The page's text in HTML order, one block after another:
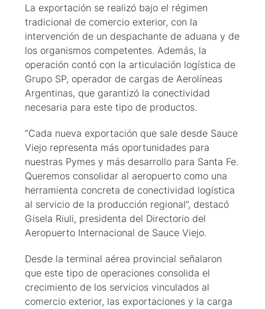
La exportación se realizó bajo el régimen
tradicional de comercio exterior, con la
intervención de un despachante de aduana y de
los organismos competentes. Además, la
operación contó con la articulación logística de
Grupo SP, operador de cargas de Aerolíneas
Argentinas, que garantizó la conectividad
necesaria para este tipo de productos.
“Cada nueva exportación que sale desde Sauce
Viejo representa más oportunidades para
nuestras Pymes y más desarrollo para Santa Fe.
Queremos consolidar al aeropuerto como una
herramienta concreta de conectividad logística
al servicio de la producción regional”, destacó
Gisela Riuli, presidenta del Directorio del
Aeropuerto Internacional de Sauce Viejo.
Desde la terminal aérea provincial señalaron
que este tipo de operaciones consolida el
crecimiento de los servicios vinculados al
comercio exterior, las exportaciones y la carga